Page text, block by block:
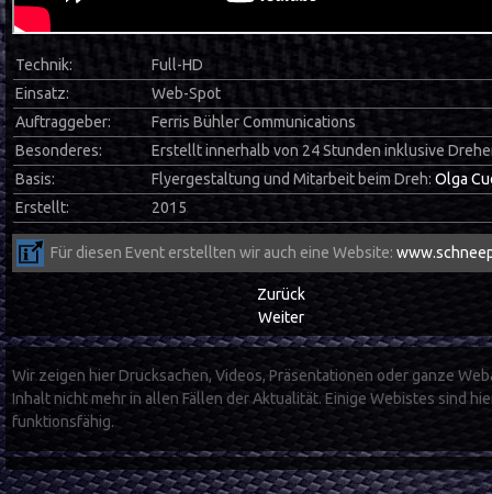
Technik:
Full-HD
Einsatz:
Web-Spot
Auftraggeber:
Ferris Bühler Communications
Besonderes:
Erstellt innerhalb von 24 Stunden inklusive
Basis:
Flyergestaltung und Mitarbeit beim Dreh: Olga
Erstellt:
2015
Für diesen Event erstellten wir auch eine Website:
Zurück
Weiter
Wir zeigen hier Drucksachen, Videos, Präsentationen oder ganze
Inhalt nicht mehr in allen Fällen der Aktualität. Einige Webistes sind
funktionsfähig.